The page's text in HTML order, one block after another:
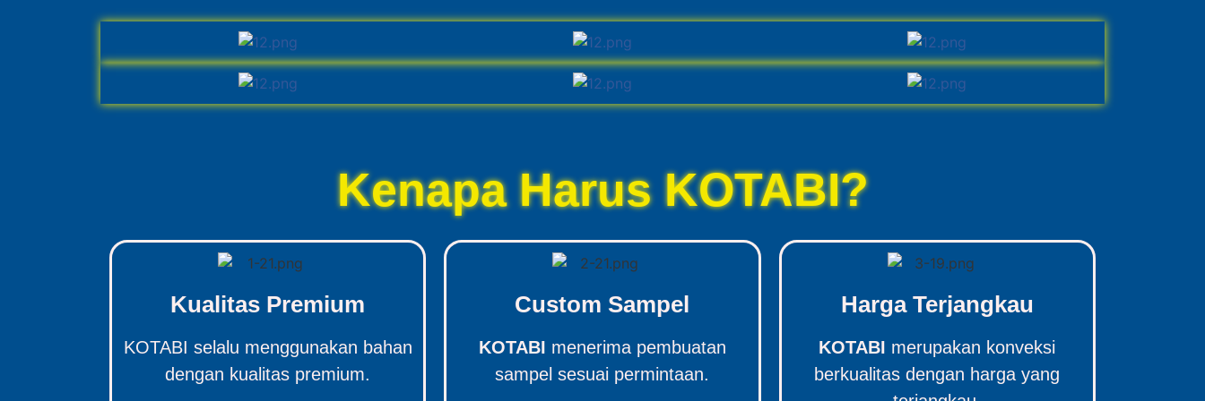
Kenapa Harus KOTABI?
Kualitas Premium
KOTABI selalu menggunakan bahan
dengan kualitas premium.
Custom Sampel
KOTABI menerima pembuatan
sampel sesuai permintaan.
Harga Terjangkau
KOTABI merupakan konveksi
berkualitas dengan harga yang